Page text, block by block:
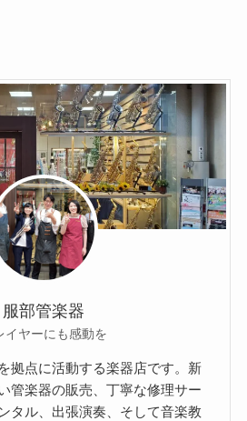
服部管楽器
イヤーにも感動を
拠点に活動する楽器店です。新
管楽器の販売、丁寧な修理サー
タル、出張演奏、そして音楽教